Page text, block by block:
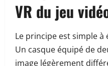
VR du jeu
Le principe est simple
Un casque équipé de
image légèrement